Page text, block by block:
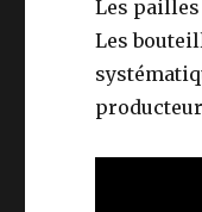
Les
Les